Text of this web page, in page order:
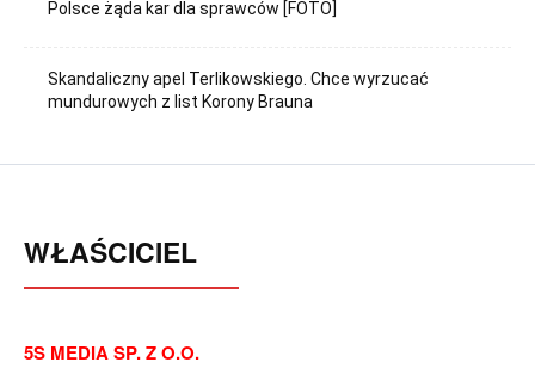
Polsce żąda kar dla sprawców [FOTO]
Skandaliczny apel Terlikowskiego. Chce wyrzucać
mundurowych z list Korony Brauna
WŁAŚCICIEL
5S MEDIA SP. Z O.O.